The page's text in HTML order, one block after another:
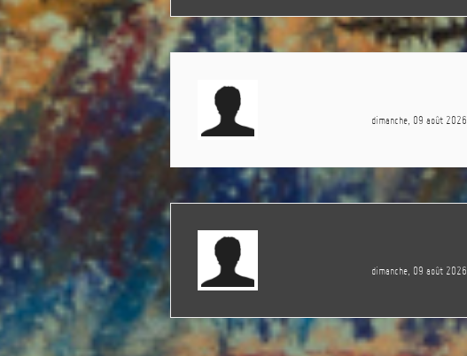
dimanche, 09 août
dimanche, 09 août